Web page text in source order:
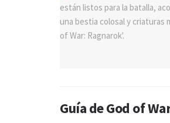
Guía de God of